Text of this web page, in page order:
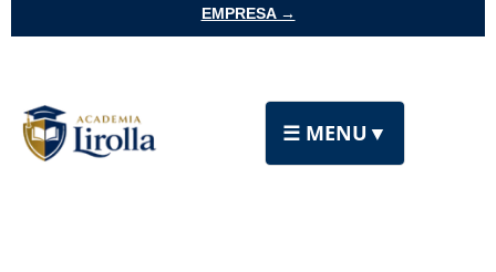
EMPRESA →
☰ MENU ▼